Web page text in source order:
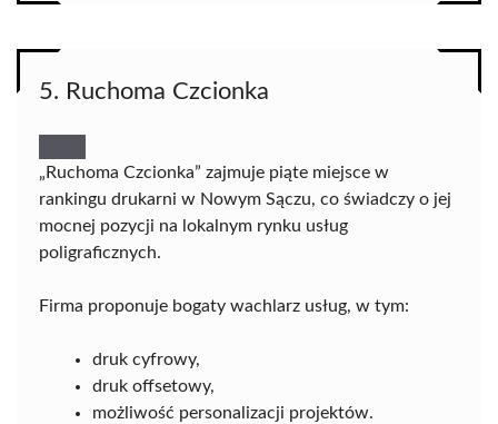
5. Ruchoma Czcionka
„Ruchoma Czcionka” zajmuje piąte miejsce w
rankingu drukarni w Nowym Sączu, co świadczy o jej
mocnej pozycji na lokalnym rynku usług
poligraficznych.
Firma proponuje bogaty wachlarz usług, w tym:
druk cyfrowy,
druk offsetowy,
możliwość personalizacji projektów.